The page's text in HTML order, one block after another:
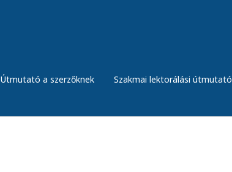
Útmutató a szerzőknek Szakmai lektorálási útmutató